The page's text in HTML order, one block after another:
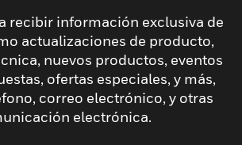
recibir información exclusiva de
actualizaciones de producto,
nuevos productos, eventos
ofertas especiales, y más,
correo electrónico, y otras
electrónica.